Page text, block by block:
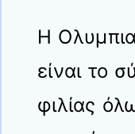
Η
είναι το
φιλίας